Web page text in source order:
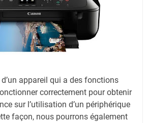
appareil qui a des fonctions
correctement pour obtenir
sur l’utilisation d’un périphérique
façon, nous pourrons également